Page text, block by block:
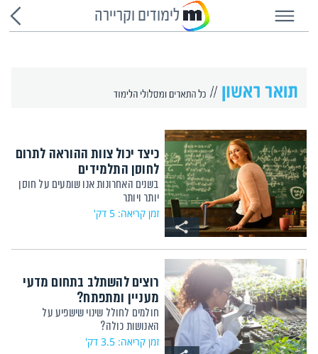
לימודים וקריירה
כיצד יכול צוות ההוראה לתרום
לחוסן התלמידים
בשנים האחרונות אנו שומעים על חוסן
יותר ויותר
זמן קריאה: 5 דק'
רוצים להשתלב בתחום מדעי
מעניין ומתפתח?
חולמים לחולל שינוי שישפיע על
האנושות כולה?
זמן קריאה: 3.5 דק'